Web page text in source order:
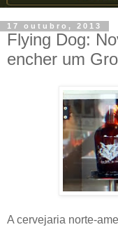
17 outubro, 2013
Flying Dog:
encher um
A cervejaria norte-